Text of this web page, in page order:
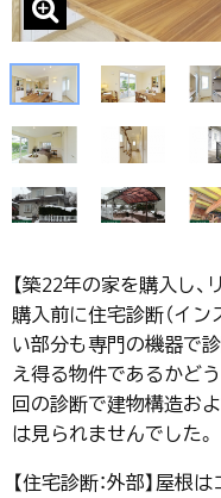
【築22年の家を購入し、
購入前に住宅診断（イン
い部分も専門の機器で
え得る物件であるかど
回の診断で建物構造お
は見られませんでした。
【住宅診断：外部】屋根